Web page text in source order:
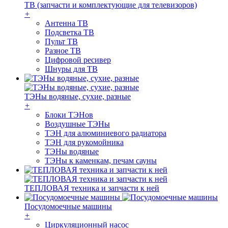
ТВ (запчасти и комплектующие для телевизоров)
+
Антенна ТВ
Подсветка ТВ
Пульт ТВ
Разное ТВ
Цифровой ресивер
Шнуры для ТВ
ТЭНы водяные, сухие, разные
+
Блоки ТЭНов
Воздушные ТЭНы
ТЭН для алюминиевого радиатора
ТЭН для рукомойника
ТЭНы водяные
ТЭНы к каменкам, печам сауны
ТЕПЛОВАЯ техника и запчасти к ней
Посудомоечные машины
+
Циркуляционный насос